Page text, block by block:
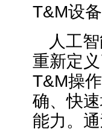
T&M设
人工
重新定
T&M操
确、快
能力。